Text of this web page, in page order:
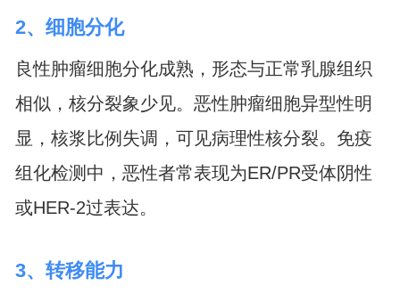
2、细胞分化
良性肿瘤细胞分化成熟，形态与正常乳腺组织
相似，核分裂象少见。恶性肿瘤细胞异型性明
显，核浆比例失调，可见病理性核分裂。免疫
组化检测中，恶性者常表现为ER/PR受体阴性
或HER-2过表达。
3、转移能力